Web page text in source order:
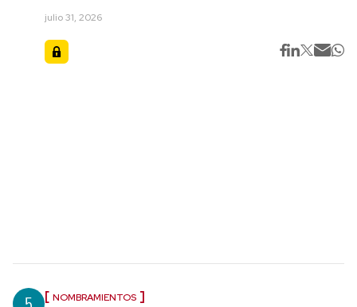
julio 31, 2026
NOMBRAMIENTOS